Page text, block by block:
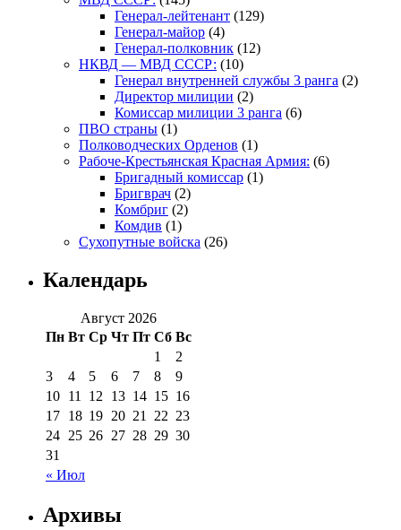
Генерал-лейтенант (129)
Генерал-майор (4)
Генерал-полковник (12)
НКВД — МВД СССР: (10)
Генерал внутренней службы 3 ранга (2)
Директор милиции (2)
Комиссар милиции 3 ранга (6)
ПВО страны (1)
Полководческих Орденов (1)
Рабоче-Крестьянская Красная Армия: (6)
Бригадный комиссар (1)
Бригврач (2)
Комбриг (2)
Комдив (1)
Сухопутные войска (26)
Календарь
Август 2026
Пн Вт Ср Чт Пт Сб Вс
« Июл
1
2
3
4 5 6 7 8
9
10 11 12 13 14 15 16
17 18 19 20 21 22 23
24 25 26 27 28 29 30
31
Архивы